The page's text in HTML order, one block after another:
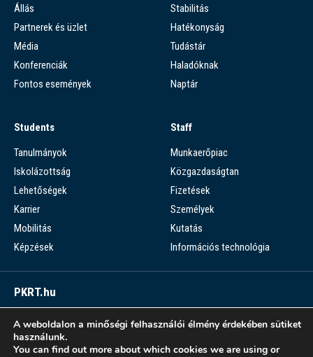
Állás
Partnerek és üzlet
Média
Konferenciák
Fontos események
Stabilitás
Hatékonyság
Tudástár
Haladóknak
Naptár
Students
Tanulmányok
Iskolázottság
Lehetőségek
Karrier
Mobilitás
Képzések
Staff
Munkaerőpiac
Közgazdaságtan
Fizetések
Személyek
Kutatás
Információs technológia
PKRT.hu
Piaci Kérdések Részletes Tára
PKRT >
A weboldalon a minőségi felhasználói élmény érdekében sütiket
használunk.
You can find out more about which cookies we are using or